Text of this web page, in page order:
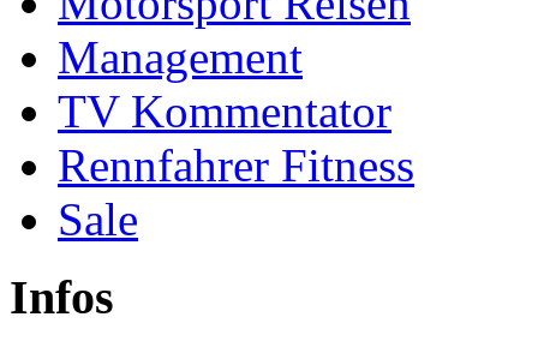
Management
TV Kommentator
Rennfahrer Fitness
Sale
Infos